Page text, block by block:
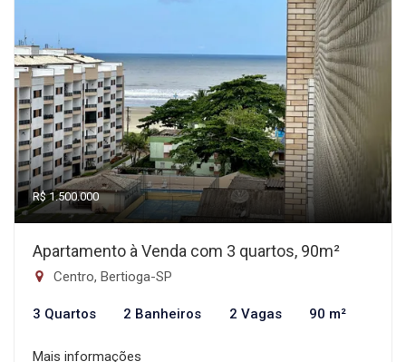
R$ 1.500.000
Apartamento à Venda com 3 quartos, 90m²
Centro, Bertioga-SP
3 Quartos 2 Banheiros 2 Vagas 90 m²
Mais informações